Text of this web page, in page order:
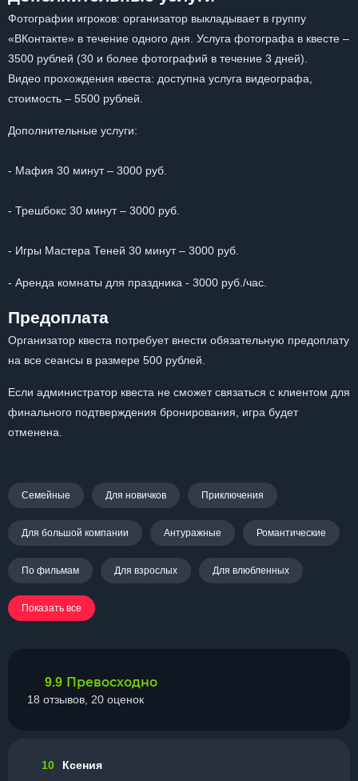
Фотографии игроков: организатор выкладывает в группу
«ВКонтакте» в течение одного дня. Услуга фотографа в квесте –
3500 рублей (30 и более фотографий в течение 3 дней).
Видео прохождения квеста: доступна услуга видеографа,
стоимость – 5500 рублей.
Дополнительные услуги:
- Мафия 30 минут – 3000 руб.
- Трешбокс 30 минут – 3000 руб.
- Игры Мастера Теней 30 минут – 3000 руб.
- Аренда комнаты для праздника - 3000 руб./час.
Предоплата
Организатор квеста потребует внести обязательную предоплату
на все сеансы в размере 500 рублей.
Если администратор квеста не сможет связаться с клиентом для
финального подтверждения бронирования, игра будет
отменена.
Семейные Для новичков Приключения
Для большой компании Антуражные Романтические
По фильмам Для взрослых Для влюбленных
Показать все
9.9 Превосходно
18 отзывов, 20 оценок
10 Ксения